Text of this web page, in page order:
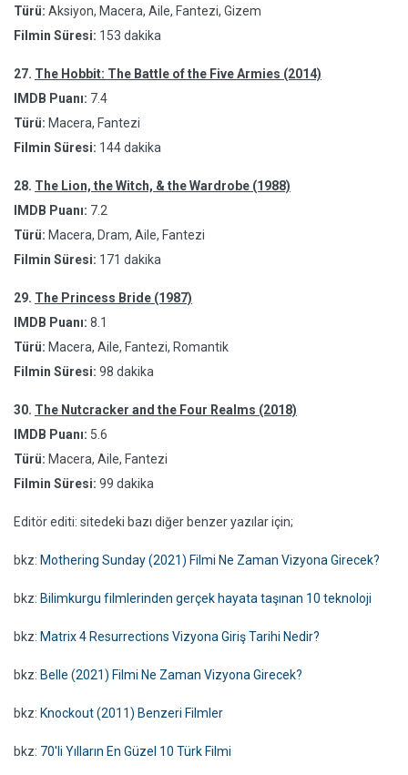
Türü: Aksiyon, Macera, Aile, Fantezi, Gizem
Filmin Süresi: 153 dakika
27. The Hobbit: The Battle of the Five Armies (2014)
IMDB Puanı: 7.4
Türü: Macera, Fantezi
Filmin Süresi: 144 dakika
28. The Lion, the Witch, & the Wardrobe (1988)
IMDB Puanı: 7.2
Türü: Macera, Dram, Aile, Fantezi
Filmin Süresi: 171 dakika
29. The Princess Bride (1987)
IMDB Puanı: 8.1
Türü: Macera, Aile, Fantezi, Romantik
Filmin Süresi: 98 dakika
30. The Nutcracker and the Four Realms (2018)
IMDB Puanı: 5.6
Türü: Macera, Aile, Fantezi
Filmin Süresi: 99 dakika
Editör editi: sitedeki bazı diğer benzer yazılar için;
bkz: Mothering Sunday (2021) Filmi Ne Zaman Vizyona Girecek?
bkz: Bilimkurgu filmlerinden gerçek hayata taşınan 10 teknoloji
bkz: Matrix 4 Resurrections Vizyona Giriş Tarihi Nedir?
bkz: Belle (2021) Filmi Ne Zaman Vizyona Girecek?
bkz: Knockout (2011) Benzeri Filmler
bkz: 70'li Yılların En Güzel 10 Türk Filmi